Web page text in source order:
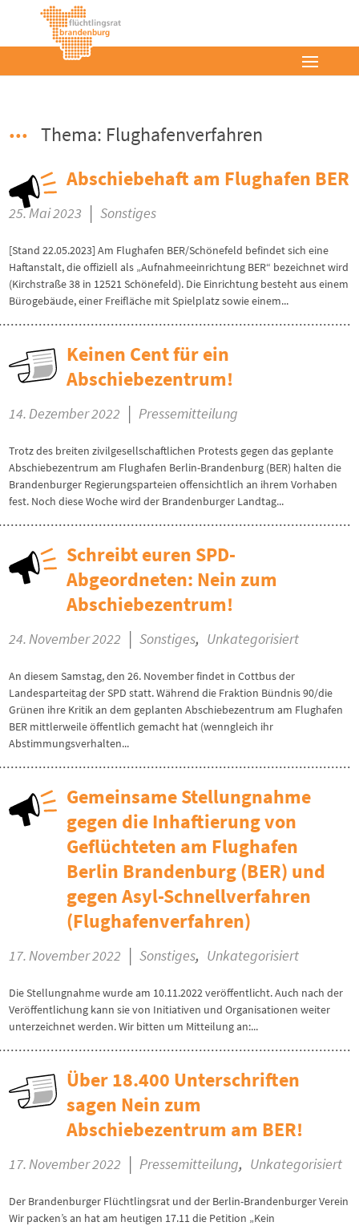
Thema: Flughafenverfahren
Abschiebehaft am Flughafen BER
25. Mai 2023 | Sonstiges
[Stand 22.05.2023] Am Flughafen BER/Schönefeld befindet sich eine
Haftanstalt, die offiziell als „Aufnahmeeinrichtung BER“ bezeichnet wird
(Kirchstraße 38 in 12521 Schönefeld). Die Einrichtung besteht aus einem
Bürogebäude, einer Freifläche mit Spielplatz sowie einem...
Keinen Cent für ein
Abschiebezentrum!
14. Dezember 2022 | Pressemitteilung
Trotz des breiten zivilgesellschaftlichen Protests gegen das geplante
Abschiebezentrum am Flughafen Berlin-Brandenburg (BER) halten die
Brandenburger Regierungsparteien offensichtlich an ihrem Vorhaben
fest. Noch diese Woche wird der Brandenburger Landtag...
Schreibt euren SPD-
Abgeordneten: Nein zum
Abschiebezentrum!
24. November 2022 | Sonstiges, Unkategorisiert
An diesem Samstag, den 26. November findet in Cottbus der
Landesparteitag der SPD statt. Während die Fraktion Bündnis 90/die
Grünen ihre Kritik an dem geplanten Abschiebezentrum am Flughafen
BER mittlerweile öffentlich gemacht hat (wenngleich ihr
Abstimmungsverhalten...
Gemeinsame Stellungnahme
gegen die Inhaftierung von
Geflüchteten am Flughafen
Berlin Brandenburg (BER) und
gegen Asyl-Schnellverfahren
(Flughafenverfahren)
17. November 2022 | Sonstiges, Unkategorisiert
Die Stellungnahme wurde am 10.11.2022 veröffentlicht. Auch nach der
Veröffentlichung kann sie von Initiativen und Organisationen weiter
unterzeichnet werden. Wir bitten um Mitteilung an:...
Über 18.400 Unterschriften
sagen Nein zum
Abschiebezentrum am BER!
17. November 2022 | Pressemitteilung, Unkategorisiert
Der Brandenburger Flüchtlingsrat und der Berlin-Brandenburger Verein
Wir packen’s an hat am heutigen 17.11 die Petition „Kein